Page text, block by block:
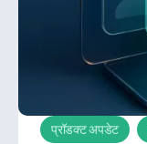
प्रॉडक्ट अपडेट